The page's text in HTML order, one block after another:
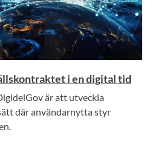
i en digital tid
är att utveckla
där användarnytta styr